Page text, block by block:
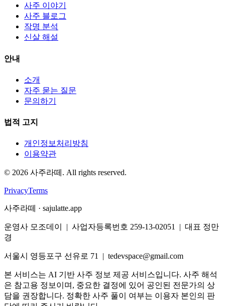
사주 이야기
사주 블로그
작명 분석
신살 해설
안내
소개
자주 묻는 질문
문의하기
법적 고지
개인정보처리방침
이용약관
© 2026 사주라떼. All rights reserved.
PrivacyTerms
사주라떼 · sajulatte.app
운영사 모조데이 | 사업자등록번호 259-13-02051 | 대표 정만
경
서울시 영등포구 선유로 71 | tedevspace@gmail.com
본 서비스는 AI 기반 사주 정보 제공 서비스입니다. 사주 해석
은 참고용 정보이며, 중요한 결정에 있어 공인된 전문가의 상
담을 권장합니다. 정확한 사주 풀이 여부는 이용자 본인의 판